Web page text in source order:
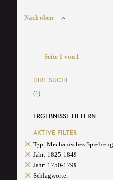
Nach oben
Seite 1 von 1
IHRE SUCHE
(1)
ERGEBNISSE FILTERN
AKTIVE FILTER
Typ: Mechanisches Spielzeug
Jahr: 1825-1849
Jahr: 1750-1799
Schlagworte: